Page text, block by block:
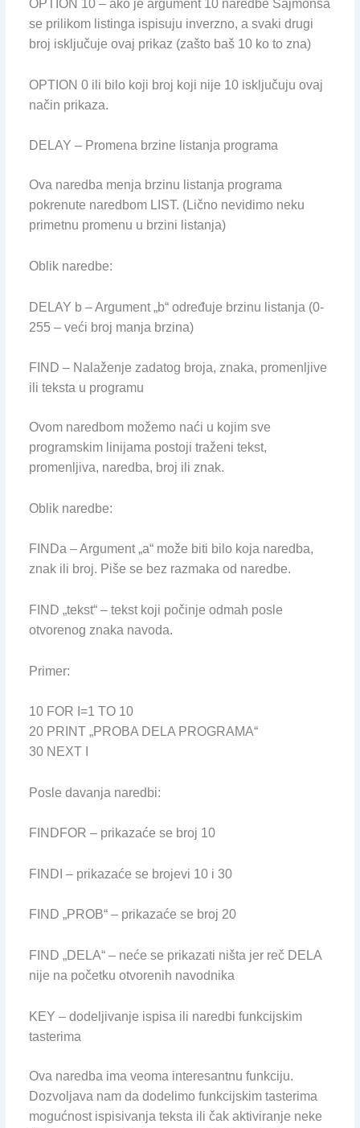
OPTION 10 – ako je argument 10 naredbe Sajmonsa
se prilikom listinga ispisuju inverzno, a svaki drugi
broj isključuje ovaj prikaz (zašto baš 10 ko to zna)
OPTION 0 ili bilo koji broj koji nije 10 isključuju ovaj
način prikaza.
DELAY – Promena brzine listanja programa
Ova naredba menja brzinu listanja programa
pokrenute naredbom LIST. (Lično nevidimo neku
primetnu promenu u brzini listanja)
Oblik naredbe:
DELAY b – Argument „b“ određuje brzinu listanja (0-
255 – veći broj manja brzina)
FIND – Nalaženje zadatog broja, znaka, promenljive
ili teksta u programu
Ovom naredbom možemo naći u kojim sve
programskim linijama postoji traženi tekst,
promenljiva, naredba, broj ili znak.
Oblik naredbe:
FINDa – Argument „a“ može biti bilo koja naredba,
znak ili broj. Piše se bez razmaka od naredbe.
FIND „tekst“ – tekst koji počinje odmah posle
otvorenog znaka navoda.
Primer:
10 FOR I=1 TO 10
20 PRINT „PROBA DELA PROGRAMA“
30 NEXT I
Posle davanja naredbi:
FINDFOR – prikazaće se broj 10
FINDI – prikazaće se brojevi 10 i 30
FIND „PROB“ – prikazaće se broj 20
FIND „DELA“ – neće se prikazati ništa jer reč DELA
nije na početku otvorenih navodnika
KEY – dodeljivanje ispisa ili naredbi funkcijskim
tasterima
Ova naredba ima veoma interesantnu funkciju.
Dozvoljava nam da dodelimo funkcijskim tasterima
mogućnost ispisivanja teksta ili čak aktiviranje neke